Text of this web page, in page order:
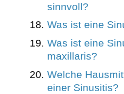
sinnvoll?
Was ist eine
Was ist eine
maxillaris?
Welche
einer Sinusitis?